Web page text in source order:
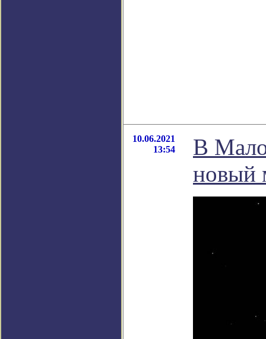
10.06.2021
13:54
В
новый